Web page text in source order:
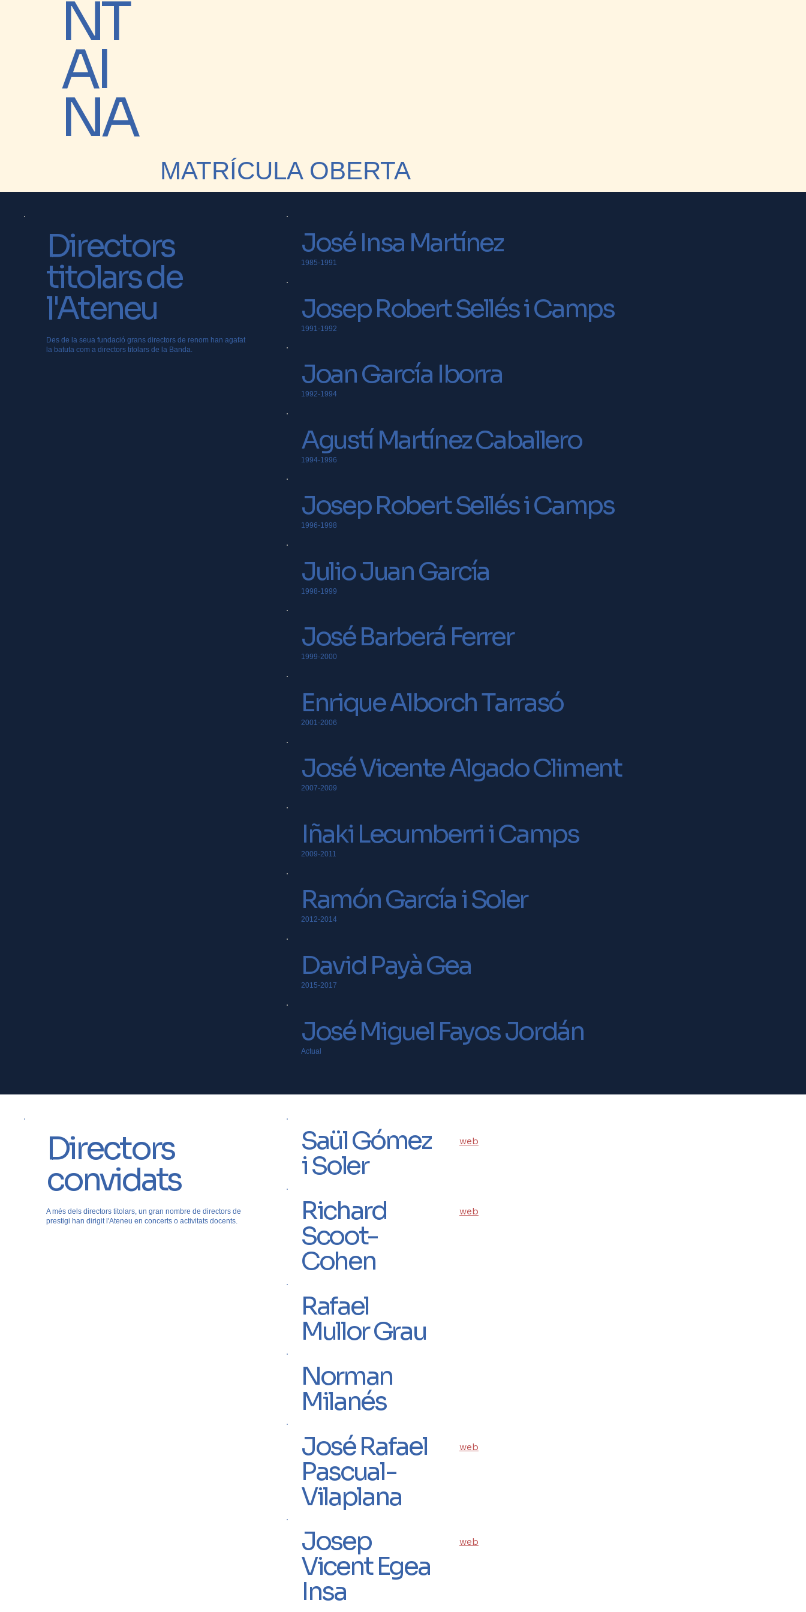
MATRÍCULA OBERTA
NT
AI
NA
Directors
titolars de
l'Ateneu
Des de la seua fundació grans directors de renom han agafat
la batuta com a directors titolars de la Banda.
José Insa Martínez
1985-1991
Josep Robert Sellés i Camps
1991-1992
Joan García Iborra
1992-1994
Agustí Martínez Caballero
1994-1996
Josep Robert Sellés i Camps
1996-1998
Julio Juan García
1998-1999
José Barberá Ferrer
1999-2000
Enrique Alborch Tarrasó
2001-2006
José Vicente Algado Climent
2007-2009
Iñaki Lecumberri i Camps
2009-2011
Ramón García i Soler
2012-2014
David Payà Gea
2015-2017
José Miguel Fayos Jordán
Actual
Directors
convidats
A més dels directors titolars, un gran nombre de directors de
prestigi han dirigit l'Ateneu en concerts o activitats docents.
Saül Gómez
i Soler
web
Richard
Scoot-
Cohen
web
Rafael
Mullor Grau
Norman
Milanés
José Rafael
Pascual-
Vilaplana
web
Josep
Vicent Egea
Insa
web